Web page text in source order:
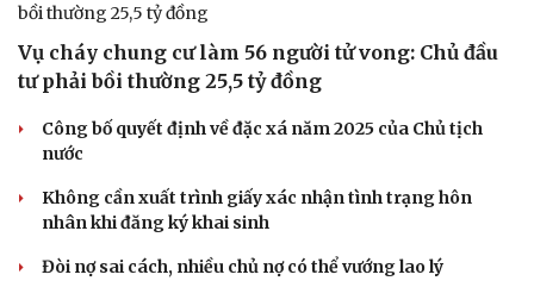
Sân khấu - Điện ảnh
Âm nhạc
Nghệ sĩ
Sao Việt
Vụ cháy chung cư làm 56 người tử vong: Chủ đầu
tư phải bồi thường 25,5 tỷ đồng
Công bố quyết định về đặc xá năm 2025 của Chủ tịch
nước
Không cần xuất trình giấy xác nhận tình trạng hôn
nhân khi đăng ký khai sinh
Đòi nợ sai cách, nhiều chủ nợ có thể vướng lao lý